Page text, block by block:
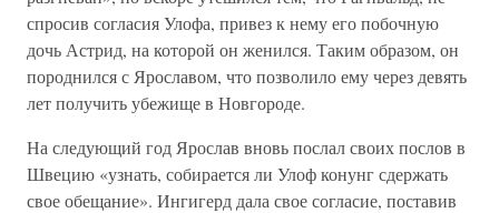
спросив согласия Улофа, привез к нему его побочную
дочь Астрид, на которой он женился. Таким образом, он
породнился с Ярославом, что позволило ему через девять
лет получить убежище в Новгороде.
На следующий год Ярослав вновь послал своих послов в
Швецию «узнать, собирается ли Улоф конунг сдержать
свое обещание». Ингигерд дала свое согласие, поставив